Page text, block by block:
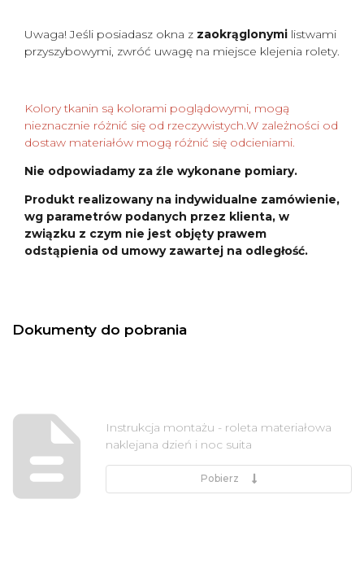
Uwaga! Jeśli posiadasz okna z zaokrąglonymi listwami
przyszybowymi, zwróć uwagę na miejsce klejenia rolety.
Kolory tkanin są kolorami poglądowymi, mogą
nieznacznie różnić się od rzeczywistych.W zależności od
dostaw materiałów mogą różnić się odcieniami.
Nie odpowiadamy za źle wykonane pomiary.
Produkt realizowany na indywidualne zamówienie,
wg parametrów podanych przez klienta, w
związku z czym nie jest objęty prawem
odstąpienia od umowy zawartej na odległość.
Dokumenty do pobrania
Instrukcja montażu - roleta materiałowa
naklejana dzień i noc suita
Pobierz